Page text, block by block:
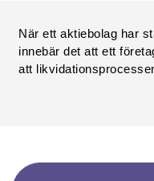
När ett aktiebolag har
innebär det att ett
att